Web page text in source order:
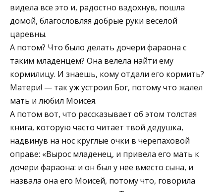
видела все это и, радостно вздохнув, пошла
домой, благословляя добрые руки веселой
царевны.
А потом? Что было делать дочери фараона с
таким младенцем? Она велела найти ему
кормилицу. И знаешь, кому отдали его кормить?
Матери! — так уж устроил Бог, потому что жалел
мать и любил Моисея.
А потом вот, что рассказывает об этом толстая
книга, которую часто читает твой дедушка,
надвинув на нос круглые очки в черепаховой
оправе: «Вырос младенец, и привела его мать к
дочери фараона: и он был у нее вместо сына, и
назвала она его Моисей, потому что, говорила